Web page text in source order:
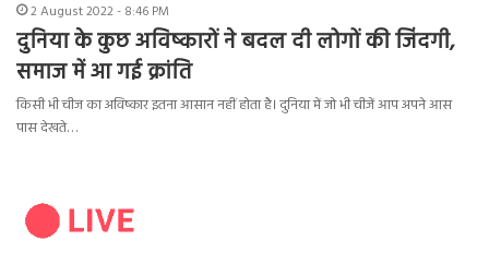
2 August 2022 - 8:46 PM
दुनिया के कुछ अविष्कारों ने बदल दी लोगों की जिंदगी,
समाज में आ गई क्रांति
किसी भी चीज का अविष्कार इतना आसान नहीं होता है। दुनिया में जो भी चीजें आप अपने आस
पास देखते…